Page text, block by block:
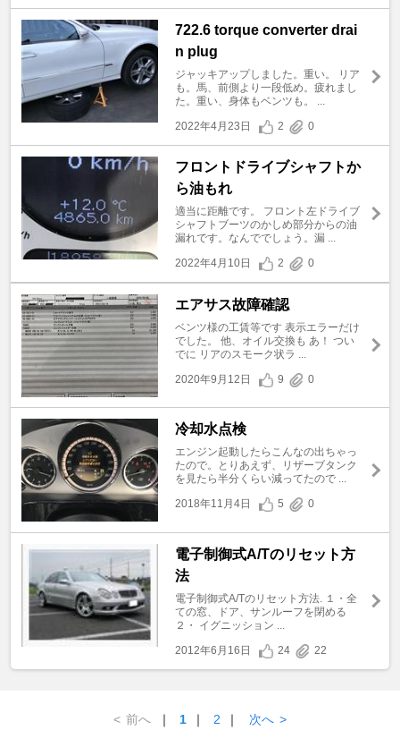
722.6 torque converter drai
n plug
ジャッキアップしました。重い。 リア
も。馬、前側より一段低め。疲れまし
た。重い、身体もベンツも。 ...
2022年4月23日
2 0
フロントドライブシャフトか
ら油もれ
適当に距離です。 フロント左ドライブ
シャフトブーツのかしめ部分からの油
漏れです。なんででしょう。漏 ...
2022年4月10日
2 0
エアサス故障確認
ベンツ様の工賃等です 表示エラーだけ
でした。 他、オイル交換も あ！ つい
でに リアのスモーク状ラ ...
2020年9月12日
9 0
冷却水点検
エンジン起動したらこんなの出ちゃっ
たので。とりあえず、リザーブタンク
を見たら半分くらい減ってたので ...
2018年11月4日
5 0
電子制御式A/Tのリセット方
法
電子制御式A/Tのリセット方法. １・全
ての窓、ドア、サンルーフを閉める
２・ イグニッション ...
2012年6月16日
24 22
< 前へ ｜ 1 ｜ 2 ｜ 次へ >